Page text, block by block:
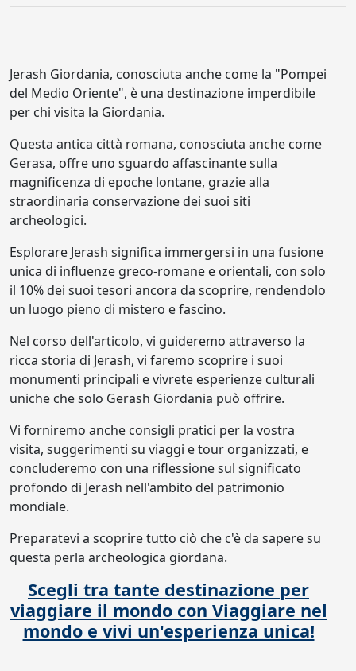
Jerash Giordania, conosciuta anche come la "Pompei
del Medio Oriente", è una destinazione imperdibile
per chi visita la Giordania.
Questa antica città romana, conosciuta anche come
Gerasa, offre uno sguardo affascinante sulla
magnificenza di epoche lontane, grazie alla
straordinaria conservazione dei suoi siti
archeologici.
Esplorare Jerash significa immergersi in una fusione
unica di influenze greco-romane e orientali, con solo
il 10% dei suoi tesori ancora da scoprire, rendendolo
un luogo pieno di mistero e fascino.
Nel corso dell'articolo, vi guideremo attraverso la
ricca storia di Jerash, vi faremo scoprire i suoi
monumenti principali e vivrete esperienze culturali
uniche che solo Gerash Giordania può offrire.
Vi forniremo anche consigli pratici per la vostra
visita, suggerimenti su viaggi e tour organizzati, e
concluderemo con una riflessione sul significato
profondo di Jerash nell'ambito del patrimonio
mondiale.
Preparatevi a scoprire tutto ciò che c'è da sapere su
questa perla archeologica giordana.
Scegli tra tante destinazione per
viaggiare il mondo con Viaggiare nel
mondo e vivi un'esperienza unica!